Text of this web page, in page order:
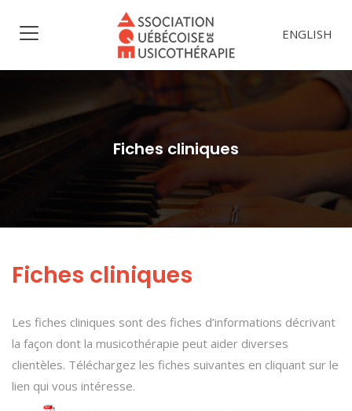
ENGLISH
Fiches cliniques
Fiches cliniques
Les fiches cliniques sont des fiches d’informations décrivant
la façon dont la musicothérapie peut aider diverses
clientèles. Téléchargez les fiches suivantes en cliquant sur le
lien qui vous intéresse.